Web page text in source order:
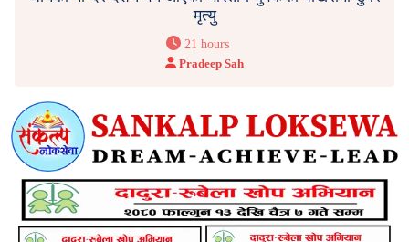
मृत्यु
21 hours
Pradeep Sah